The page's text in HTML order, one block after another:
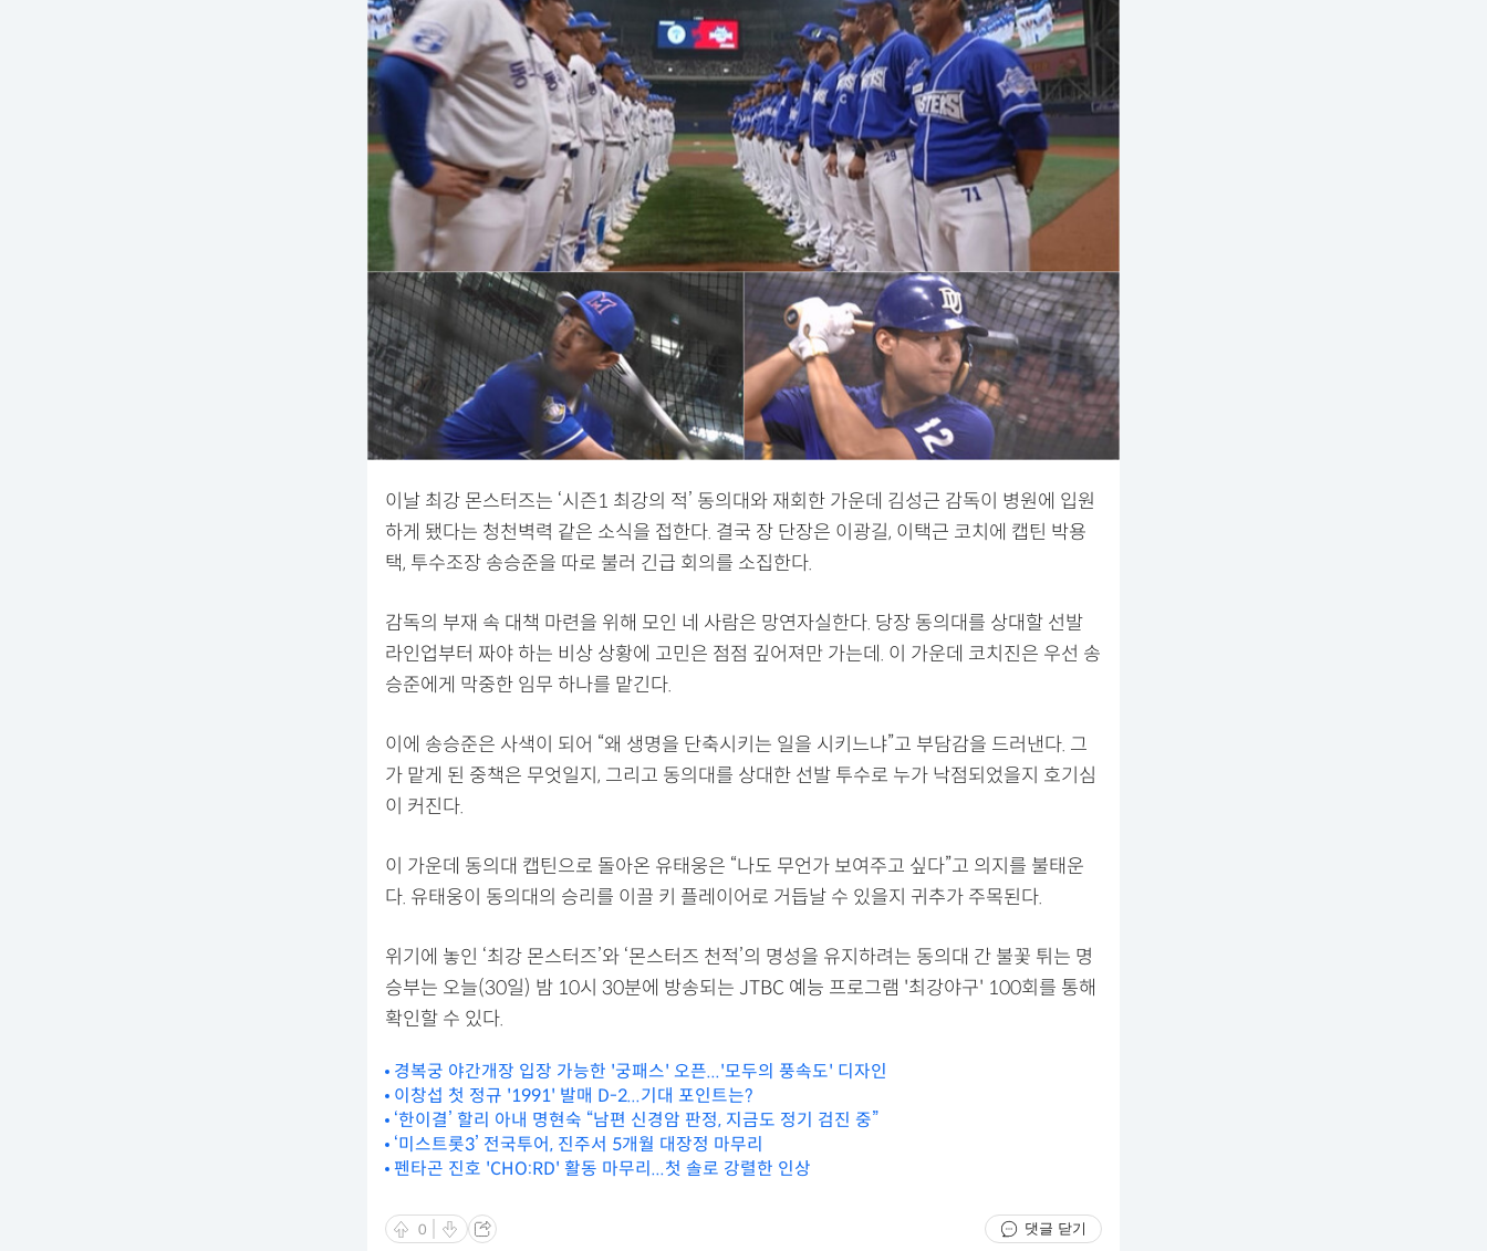
이날 최강 몬스터즈는 ‘시즌1 최강의 적’ 동의대와 재회한 가운데 김성근 감독이 병원에 입원
하게 됐다는 청천벽력 같은 소식을 접한다. 결국 장 단장은 이광길, 이택근 코치에 캡틴 박용
택, 투수조장 송승준을 따로 불러 긴급 회의를 소집한다.
감독의 부재 속 대책 마련을 위해 모인 네 사람은 망연자실한다. 당장 동의대를 상대할 선발
라인업부터 짜야 하는 비상 상황에 고민은 점점 깊어져만 가는데. 이 가운데 코치진은 우선 송
승준에게 막중한 임무 하나를 맡긴다.
이에 송승준은 사색이 되어 “왜 생명을 단축시키는 일을 시키느냐”고 부담감을 드러낸다. 그
가 맡게 된 중책은 무엇일지, 그리고 동의대를 상대한 선발 투수로 누가 낙점되었을지 호기심
이 커진다.
이 가운데 동의대 캡틴으로 돌아온 유태웅은 “나도 무언가 보여주고 싶다”고 의지를 불태운
다. 유태웅이 동의대의 승리를 이끌 키 플레이어로 거듭날 수 있을지 귀추가 주목된다.
위기에 놓인 ‘최강 몬스터즈’와 ‘몬스터즈 천적’의 명성을 유지하려는 동의대 간 불꽃 튀는 명
승부는 오늘(30일) 밤 10시 30분에 방송되는 JTBC 예능 프로그램 '최강야구' 100회를 통해
확인할 수 있다.
경복궁 야간개장 입장 가능한 '궁패스' 오픈...'모두의 풍속도' 디자인
이창섭 첫 정규 '1991' 발매 D-2...기대 포인트는?
‘한이결’ 할리 아내 명현숙 “남편 신경암 판정, 지금도 정기 검진 중”
‘미스트롯3’ 전국투어, 진주서 5개월 대장정 마무리
펜타곤 진호 'CHO:RD' 활동 마무리...첫 솔로 강렬한 인상
0 댓글 닫기